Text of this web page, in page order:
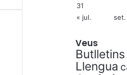
31
« jul.
set.
Veus
Llengua